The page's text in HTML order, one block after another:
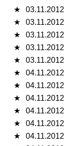
★
03.11.2012
★
03.11.2012
★
03.11.2012
★
03.11.2012
★
03.11.2012
★
04.11.2012
★
04.11.2012
★
04.11.2012
★
04.11.2012
★
04.11.2012
★
04.11.2012